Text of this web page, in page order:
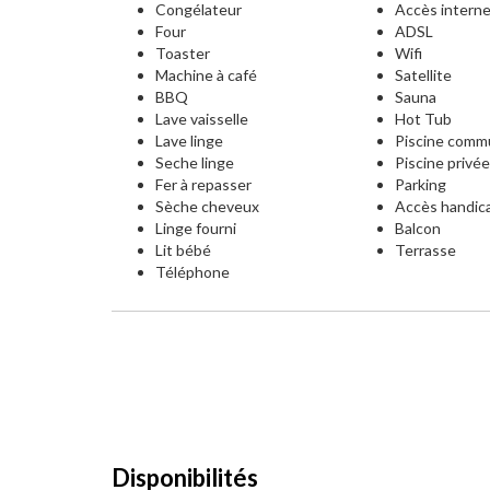
Congélateur
Four
Toaster
Machine à café
BBQ
Lave vaisselle
Lave linge
Seche linge
Fer à repasser
Sèche cheveux
Linge fourni
Lit bébé
Téléphone
Accès
ADSL
Wifi
Satellite
Sauna
Hot Tub
Piscine
Piscine privée
Parking
Accès
Balcon
Terrasse
Disponibilités